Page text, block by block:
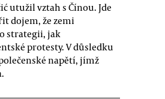
utužil vztah s Čínou. Jde
dojem, že zemi
strategii, jak
protesty. V důsledku
napětí, jímž